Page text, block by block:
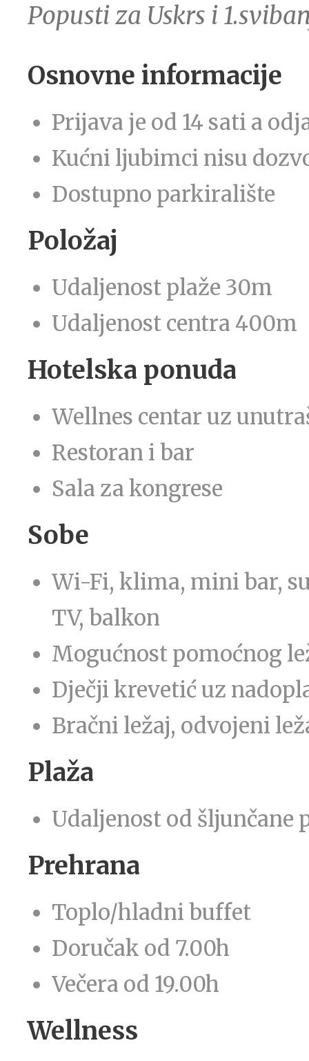
Popusti za Uskrs i
Osnovne informacije
Prijava je od 14 sati a
Kućni ljubimci nisu
Dostupno parkiralište
Položaj
Udaljenost plaže 30m
Udaljenost centra 400m
Hotelska ponuda
Wellnes centar uz
Restoran i bar
Sala za kongrese
Sobe
Wi-Fi, klima, mini bar,
TV, balkon
Mogućnost pomoćnog
Dječji krevetić uz
Bračni ležaj, odvojeni
Plaža
Udaljenost od šljunčane
Prehrana
Toplo/hladni buffet
Doručak od 7.00h
Večera od 19.00h
Wellness